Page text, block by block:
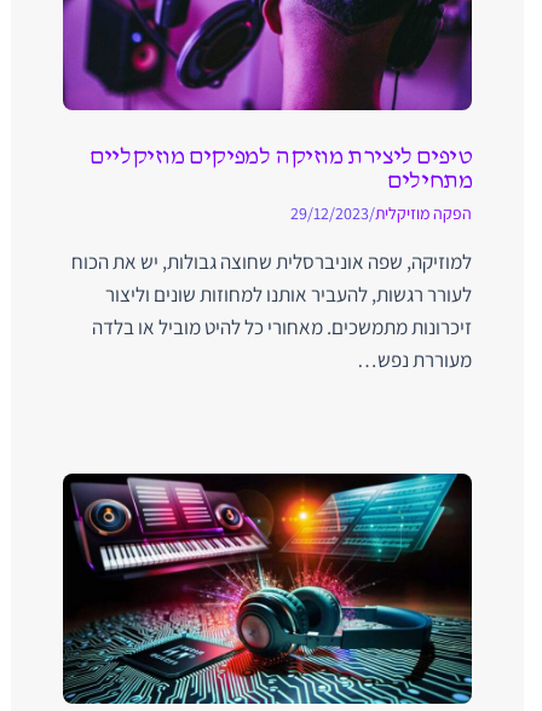
טיפים ליצירת מוזיקה למפיקים מוזיקליים
מתחילים
הפקה מוזיקלית/
29/12/2023
למוזיקה, שפה אוניברסלית שחוצה גבולות, יש את הכוח
לעורר רגשות, להעביר אותנו למחוזות שונים וליצור
זיכרונות מתמשכים. מאחורי כל להיט מוביל או בלדה
מעוררת נפש…